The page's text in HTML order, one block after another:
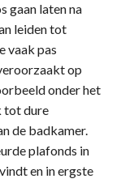
gaan laten na
leiden tot
vaak pas
op
onder het
tot dure
de badkamer.
plafonds in
en in ergste